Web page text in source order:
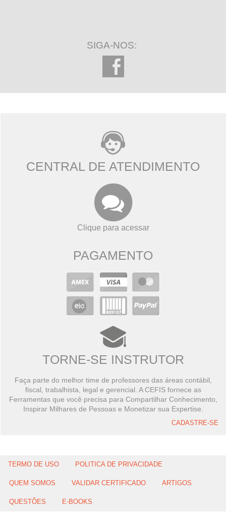
SIGA-NOS:
CENTRAL DE ATENDIMENTO
Clique para acessar
PAGAMENTO
TORNE-SE INSTRUTOR
Faça parte do melhor time de professores das áreas contábil,
fiscal, trabalhista, legal e gerencial. A CEFIS fornece as
Ferramentas que você precisa para Compartilhar Conhecimento,
Inspirar Milhares de Pessoas e Monetizar sua Expertise.
CADASTRE-SE
TERMO DE USO POLITICA DE PRIVACIDADE
QUEM SOMOS VALIDAR CERTIFICADO ARTIGOS
QUESTÕES E-BOOKS